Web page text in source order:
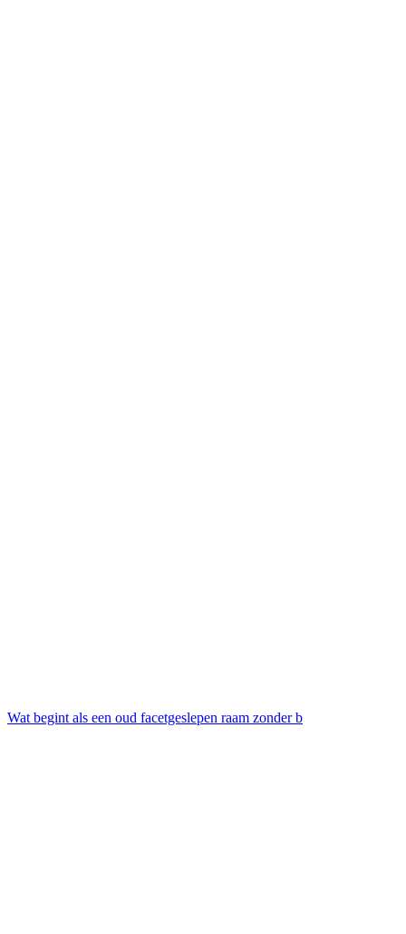
Wat begint als een oud facetgeslepen raam zonder b